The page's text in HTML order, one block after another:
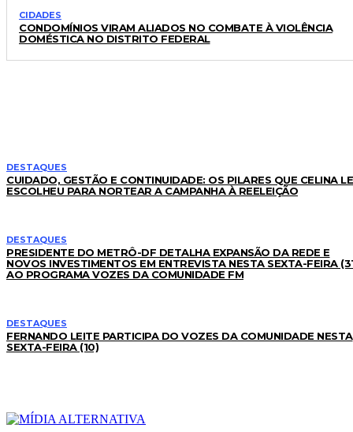
CIDADES
CONDOMÍNIOS VIRAM ALIADOS NO COMBATE À VIOLÊNCIA
DOMÉSTICA NO DISTRITO FEDERAL
DESTAQUES
CUIDADO, GESTÃO E CONTINUIDADE: OS PILARES QUE CELINA
ESCOLHEU PARA NORTEAR A CAMPANHA À REELEIÇÃO
DESTAQUES
PRESIDENTE DO METRÔ-DF DETALHA EXPANSÃO DA REDE E
NOVOS INVESTIMENTOS EM ENTREVISTA NESTA SEXTA-FEIRA
AO PROGRAMA VOZES DA COMUNIDADE FM
DESTAQUES
FERNANDO LEITE PARTICIPA DO VOZES DA COMUNIDADE NESTA
SEXTA-FEIRA (10)